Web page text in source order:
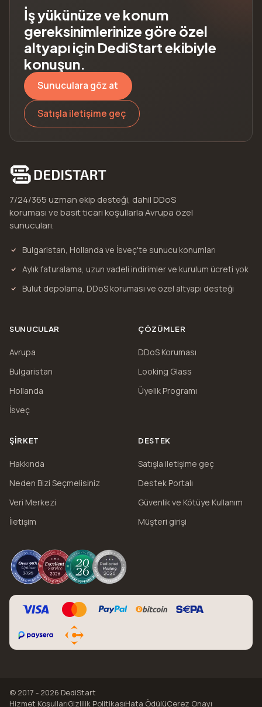
İş yükünüze ve konum
gereksinimlerinize göre özel
altyapı için DediStart ekibiyle
konuşun.
Sunuculara göz at
Satışla iletişime geç
7/24/365 uzman ekip desteği, dahil DDoS
koruması ve basit ticari koşullarla Avrupa özel
sunucuları.
Bulgaristan, Hollanda ve İsveç'te sunucu konumları
Aylık faturalama, uzun vadeli indirimler ve kurulum ücreti yok
Bulut depolama, DDoS koruması ve özel altyapı desteği
SUNUCULAR
Avrupa
Bulgaristan
Hollanda
İsveç
ÇÖZÜMLER
DDoS Koruması
Looking Glass
Üyelik Programı
ŞIRKET
Hakkında
Neden Bizi Seçmelisiniz
Veri Merkezi
İletişim
DESTEK
Satışla iletişime geç
Destek Portalı
Güvenlik ve Kötüye Kullanım
Müşteri girişi
© 2017 - 2026 DediStart
Hizmet KoşullarıGizlilik PolitikasıHata ÖdülüÇerez Onayı